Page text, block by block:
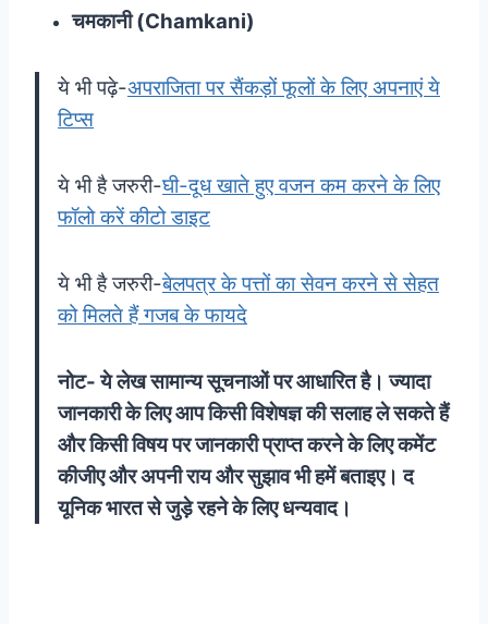
चमकानी (Chamkani)
ये भी पढ़े-अपराजिता पर सैंकड़ों फूलों के लिए अपनाएं ये
टिप्स
ये भी है जरुरी-घी-दूध खाते हुए वजन कम करने के लिए
फॉलो करें कीटो डाइट
ये भी है जरुरी-बेलपत्र के पत्तों का सेवन करने से सेहत
को मिलते हैं गजब के फायदे
नोट- ये लेख सामान्य सूचनाओं पर आधारित है। ज्यादा
जानकारी के लिए आप किसी विशेषज्ञ की सलाह ले सकते हैं
और किसी विषय पर जानकारी प्राप्त करने के लिए कमेंट
कीजीए और अपनी राय और सुझाव भी हमें बताइए। द
यूनिक भारत से जुड़े रहने के लिए धन्यवाद।